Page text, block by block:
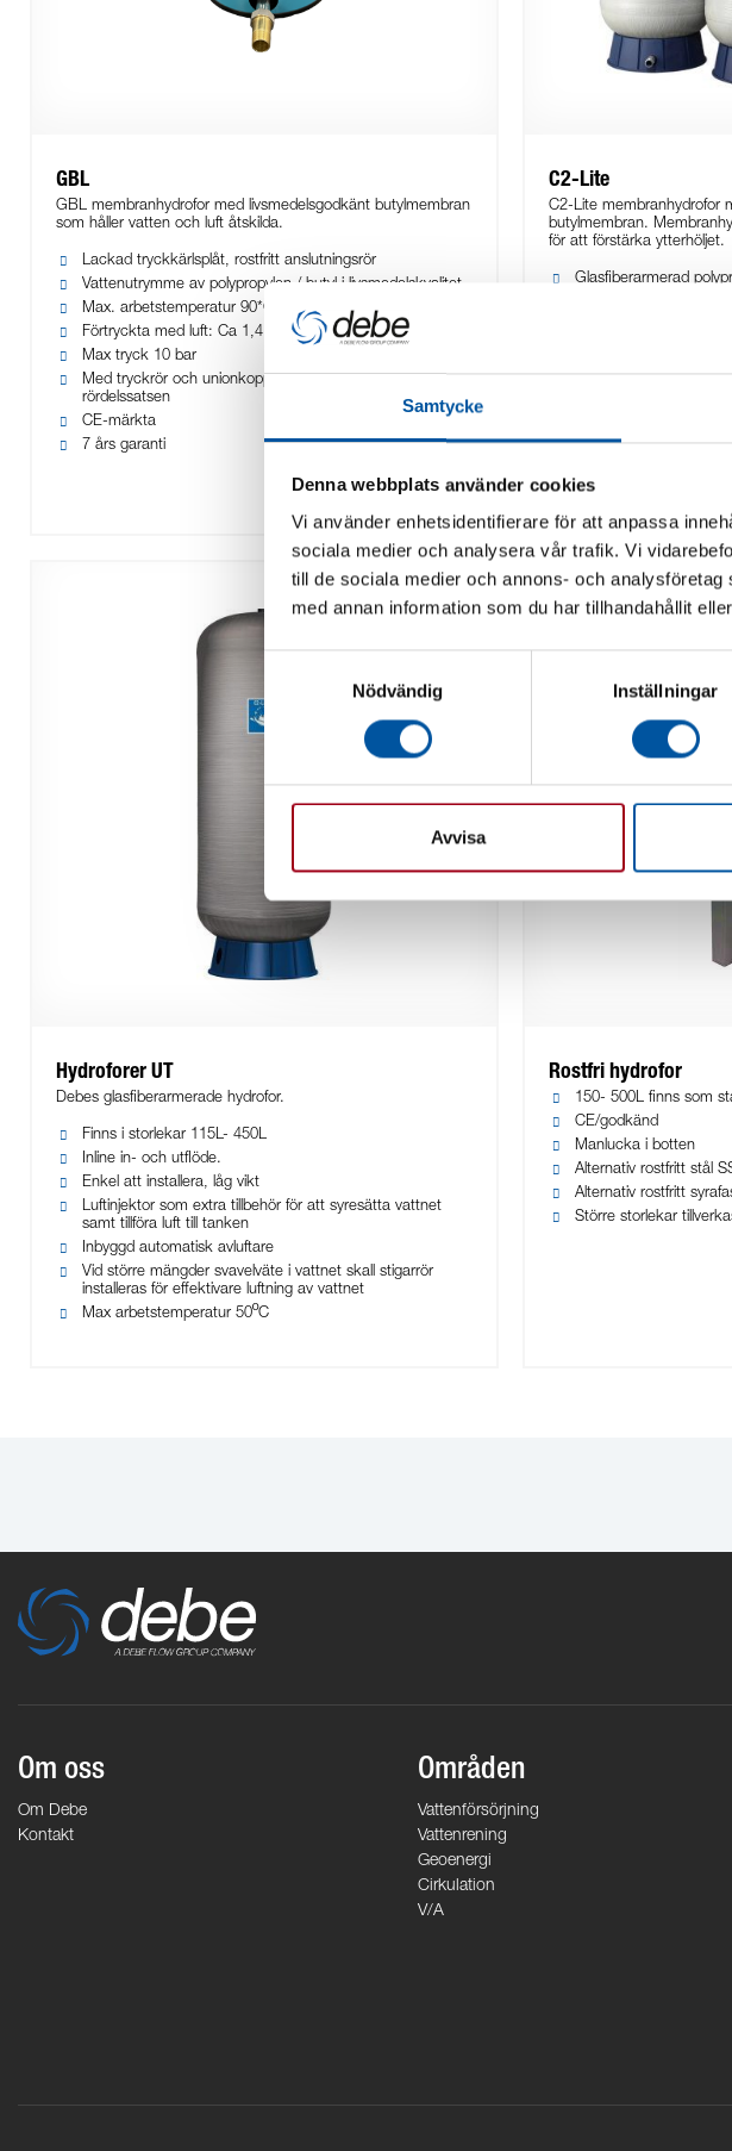
Samtycke
Denna webbplats använder cookies
Vi använder enhetsidentifierare för att anpassa
sociala medier och analysera vår trafik. Vi
till de sociala medier och annons- och
med annan information som du har tillhandahållit
Nödvändig
Inställningar
Avvisa
GBL
GBL membranhydrofor med livsmedelsgodkänt butylmembran
som håller vatten och luft åtskilda.
Lackad tryckkärlsplåt, rostfritt anslutningsrör
Vattenutrymme av polypropylen / butyl i livsmedelskvalitet
Max. arbetstemperatur 90*C
Förtryckta med luft: Ca 1,4 bar
Max tryck 10 bar
Med tryckrör och unionkoppling för enkel anslutning till
rördelssatsen
CE-märkta
7 års garanti
C2-Lite
C2-Lite membranhydrofor
butylmembran.
för att förstärka ytterhöljet.
Glasfiberarmerad
Med fabriksmonterat
5 års garanti
Hydroforer UT
Debes glasfiberarmerade hydrofor.
Finns i storlekar 115L- 450L
Inline in- och utflöde.
Enkel att installera, låg vikt
Luftinjektor som extra tillbehör för att syresätta vattnet
samt tillföra luft till tanken
Inbyggd automatisk avluftare
Vid större mängder svavelväte i vattnet skall stigarrör
installeras för effektivare luftning av vattnet
Max arbetstemperatur 50ºC
Rostfri hydrofor
150- 500L finns som
CE/godkänd
Manlucka i botten
Alternativ rostfritt stål
Alternativ rostfritt
Större storlekar
Om oss
Om Debe
Kontakt
Områden
Vattenförsörjning
Vattenrening
Geoenergi
Cirkulation
V/A